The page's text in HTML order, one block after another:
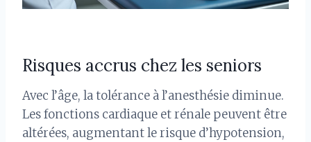
Risques accrus chez les seniors
Avec l’âge, la tolérance à l’anesthésie diminue.
Les fonctions cardiaque et rénale peuvent être
altérées, augmentant le risque d’hypotension,